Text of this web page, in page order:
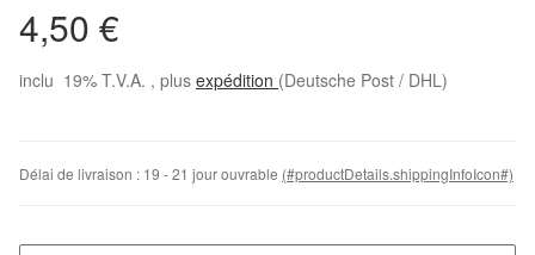
4,50 €
inclu 19% T.V.A. , plus expédition (Deutsche Post / DHL)
Délai de livraison : 19 - 21 jour ouvrable (#productDetails.shippingInfoIcon#)